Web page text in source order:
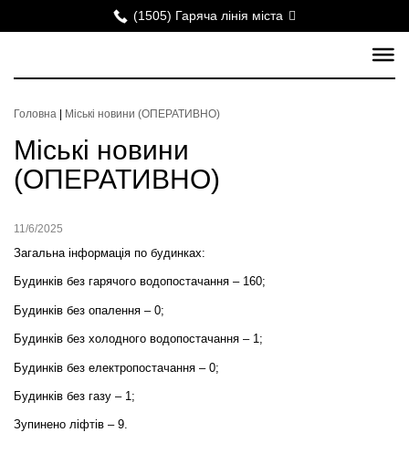
(1505) Гаряча лінія міста
Головна Міські новини (ОПЕРАТИВНО)
Міські новини
(ОПЕРАТИВНО)
11/6/2025
Загальна інформація по будинках:
Будинків без гарячого водопостачання – 160;
Будинків без опалення – 0;
Будинків без холодного водопостачання – 1;
Будинків без електропостачання – 0;
Будинків без газу – 1;
Зупинено ліфтів – 9.